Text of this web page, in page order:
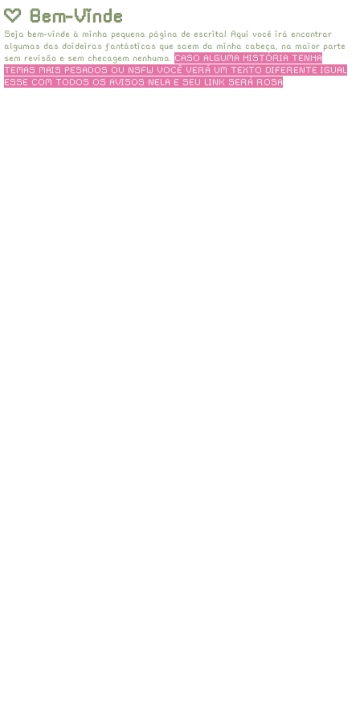
Bem-Vinde
Seja bem-vinde à minha pequena página de escrita! Aqui você irá encontrar
algumas das doideiras fantásticas que saem da minha cabeça, na maior parte
sem revisão e sem checagem nenhuma. CASO ALGUMA HISTÓRIA TENHA
TEMAS MAIS PESADOS OU NSFW VOCÊ VERÁ UM TEXTO DIFERENTE IGUAL
ESSE COM TODOS OS AVISOS NELA E SEU LINK SERÁ ROSA